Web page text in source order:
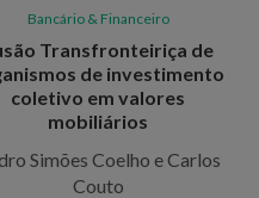
Bancário & Financeiro
Transfronteiriça de
de investimento
coletivo em valores
mobiliários
Simões Coelho e Carlos
Couto